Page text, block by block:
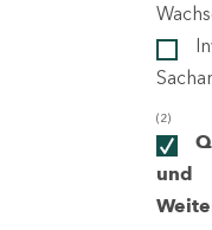
(2)
und